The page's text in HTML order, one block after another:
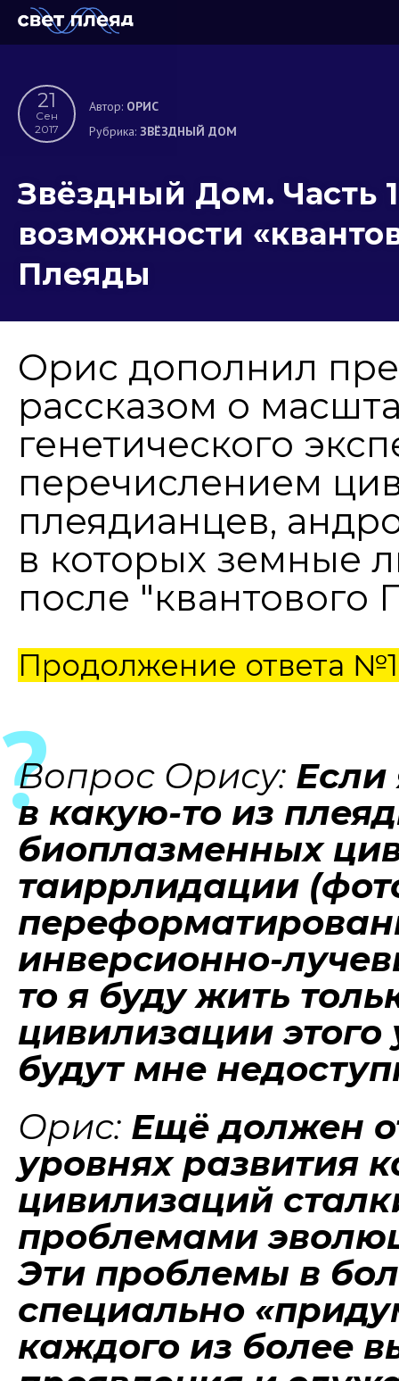
21
Сен
2017
Автор: ОРИС
Рубрика: ЗВЁЗДНЫЙ ДОМ
Звёздный Дом. Часть
возможности
Плеяды
Орис дополнил
рассказом о
генетического
перечислением
плеядианцев,
в которых земные
после "квантового
Продолжение ответа
Вопрос Орису: Если
в какую-то из
биоплазменных
таиррлидации
инверсионно-
то я буду жить
цивилизации
будут мне
Орис: Ещё должен
уровнях развития
цивилизаций
проблемами
Эти проблемы в
специально
каждого из более